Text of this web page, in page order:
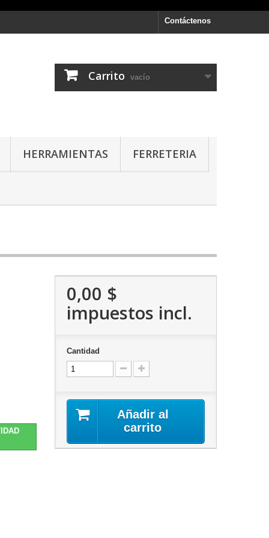
Contáctenos
Carrito vacío
HERRAMIENTAS FERRETERIA
0,00 $
impuestos incl.
Cantidad
Añadir al
carrito